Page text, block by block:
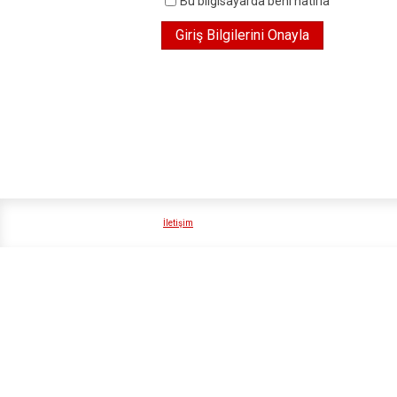
İletişim